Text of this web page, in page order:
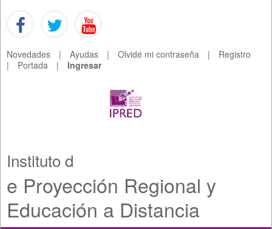
Novedades | Ayudas | Olvidé mi contraseña |
Registro
|
Portada | Ingresar
Instituto d
e Proyección Regional y
Educación a Distancia